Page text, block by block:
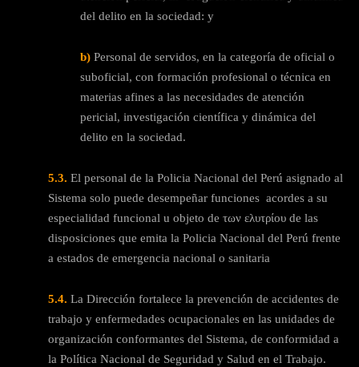
del delito en la sociedad: y
b) Personal de servidos, en la categoría de oficial o
suboficial, con formación profesional o técnica en
materias afines a las necesidades de atención
pericial, investigación científica y dinámica del
delito en la sociedad.
5.3. El personal de la Policia Nacional del Perú asignado al
Sistema solo puede desempeñar funciones acordes a su
especialidad funcional u objeto de των ελυτρίου de las
disposiciones que emita la Policia Nacional del Perú frente
a estados de emergencia nacional o sanitaria
5.4. La Dirección fortalece la prevención de accidentes de
trabajo y enfermedades ocupacionales en las unidades de
organización conformantes del Sistema, de conformidad a
la Política Nacional de Seguridad y Salud en el Trabajo.